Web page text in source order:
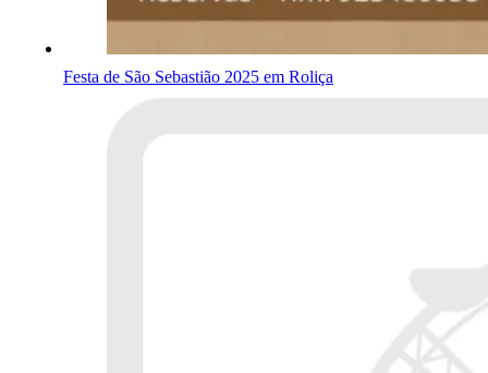
Festa de São Sebastião 2025 em Roliça